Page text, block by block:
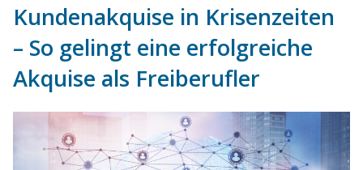
Kundenakquise in Krisenzeiten
– So gelingt eine erfolgreiche
Akquise als Freiberufler